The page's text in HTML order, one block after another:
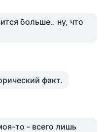
больше.. ну, что
факт.
то - всего лишь